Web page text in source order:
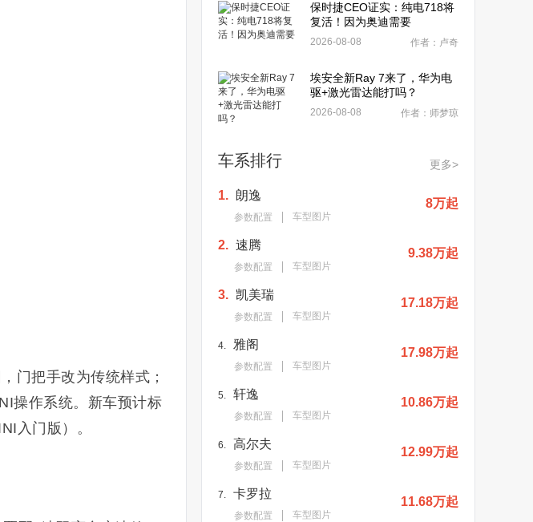
门把手改为传统样式；
操作系统。 新车预计标
入门版）。
保时捷CEO证实：纯电718将
复活！因为奥迪需要
2026-08-08 作者：卢奇
埃安全新Ray 7来了，华为电
驱+激光雷达能打吗？
2026-08-08 作者：师梦琼
车系排行 更多>
1. 朗逸
参数配置 车型图片
8万起
2. 速腾
参数配置 车型图片
9.38万起
3. 凯美瑞
参数配置 车型图片
17.18万起
4. 雅阁
参数配置 车型图片
17.98万起
5. 轩逸
参数配置 车型图片
10.86万起
6. 高尔夫
参数配置 车型图片
12.99万起
7. 卡罗拉
参数配置 车型图片
11.68万起